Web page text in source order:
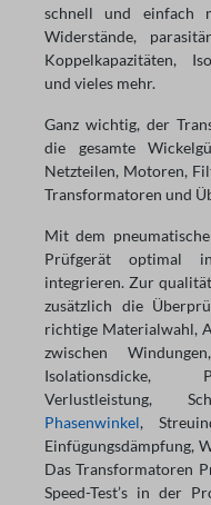
schnell und einfach
Widerstände,
Koppelkapazitäten,
und vieles mehr.
Ganz wichtig, der
die gesamte
Netzteilen, Motoren,
Transformatoren und
Mit dem
Prüfgerät optimal
integrieren. Zur
zusätzlich die
richtige Materialwahl,
zwischen
Isolationsdicke,
Verlustleistung,
Phasenwinkel,
Einfügungsdämpfung,
Das Transformatoren
Speed-Test’s in der